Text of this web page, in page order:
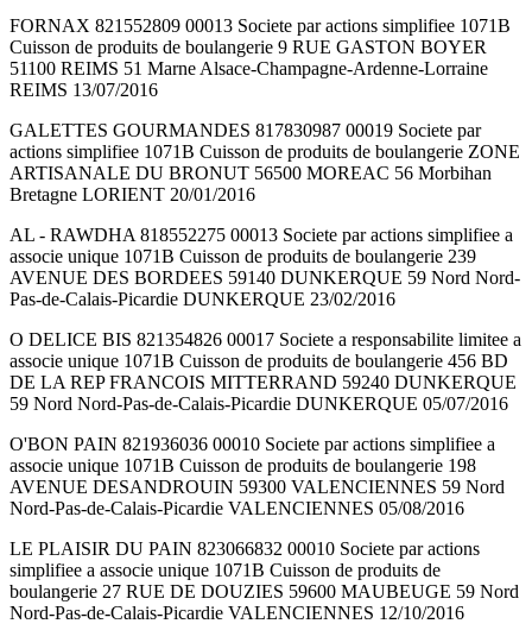
FORNAX 821552809 00013 Societe par actions simplifiee 1071B
Cuisson de produits de boulangerie 9 RUE GASTON BOYER
51100 REIMS 51 Marne Alsace-Champagne-Ardenne-Lorraine
REIMS 13/07/2016
GALETTES GOURMANDES 817830987 00019 Societe par
actions simplifiee 1071B Cuisson de produits de boulangerie ZONE
ARTISANALE DU BRONUT 56500 MOREAC 56 Morbihan
Bretagne LORIENT 20/01/2016
AL - RAWDHA 818552275 00013 Societe par actions simplifiee a
associe unique 1071B Cuisson de produits de boulangerie 239
AVENUE DES BORDEES 59140 DUNKERQUE 59 Nord Nord-
Pas-de-Calais-Picardie DUNKERQUE 23/02/2016
O DELICE BIS 821354826 00017 Societe a responsabilite limitee a
associe unique 1071B Cuisson de produits de boulangerie 456 BD
DE LA REP FRANCOIS MITTERRAND 59240 DUNKERQUE
59 Nord Nord-Pas-de-Calais-Picardie DUNKERQUE 05/07/2016
O'BON PAIN 821936036 00010 Societe par actions simplifiee a
associe unique 1071B Cuisson de produits de boulangerie 198
AVENUE DESANDROUIN 59300 VALENCIENNES 59 Nord
Nord-Pas-de-Calais-Picardie VALENCIENNES 05/08/2016
LE PLAISIR DU PAIN 823066832 00010 Societe par actions
simplifiee a associe unique 1071B Cuisson de produits de
boulangerie 27 RUE DE DOUZIES 59600 MAUBEUGE 59 Nord
Nord-Pas-de-Calais-Picardie VALENCIENNES 12/10/2016